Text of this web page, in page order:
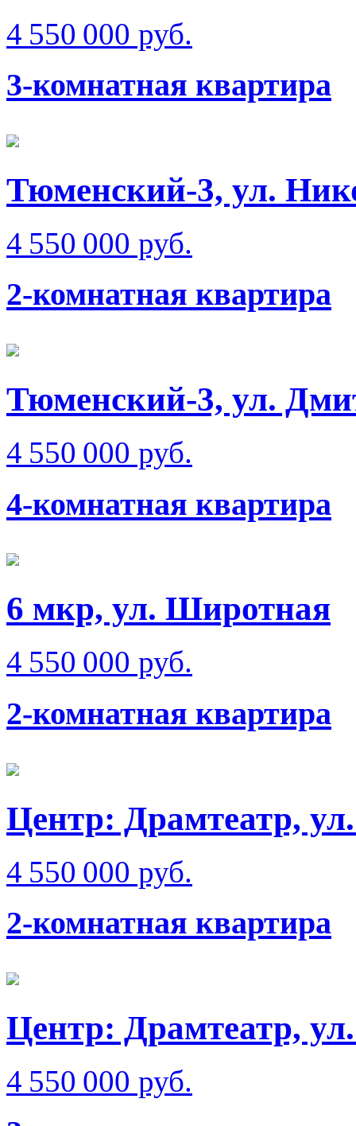
4 550 000 руб.
3-комнатная квартира
Тюменский-3, ул.
4 550 000 руб.
2-комнатная квартира
Тюменский-3, ул.
4 550 000 руб.
4-комнатная квартира
6 мкр, ул. Широтная
4 550 000 руб.
2-комнатная квартира
Центр: Драмтеатр,
4 550 000 руб.
2-комнатная квартира
Центр: Драмтеатр,
4 550 000 руб.